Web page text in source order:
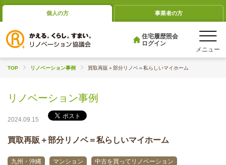
個人の方 事業者の方
住宅履歴照会
ログイン
TOP リノベーション事例 買取再販＋部分リノベ＝私らしいマイホーム
リノベーション事例
2024.09.15
買取再販＋部分リノベ＝私らしいマイホーム
九州・沖縄 マンション 中古を買ってリノベーション